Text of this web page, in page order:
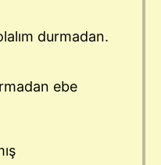
durmadan.
ebe